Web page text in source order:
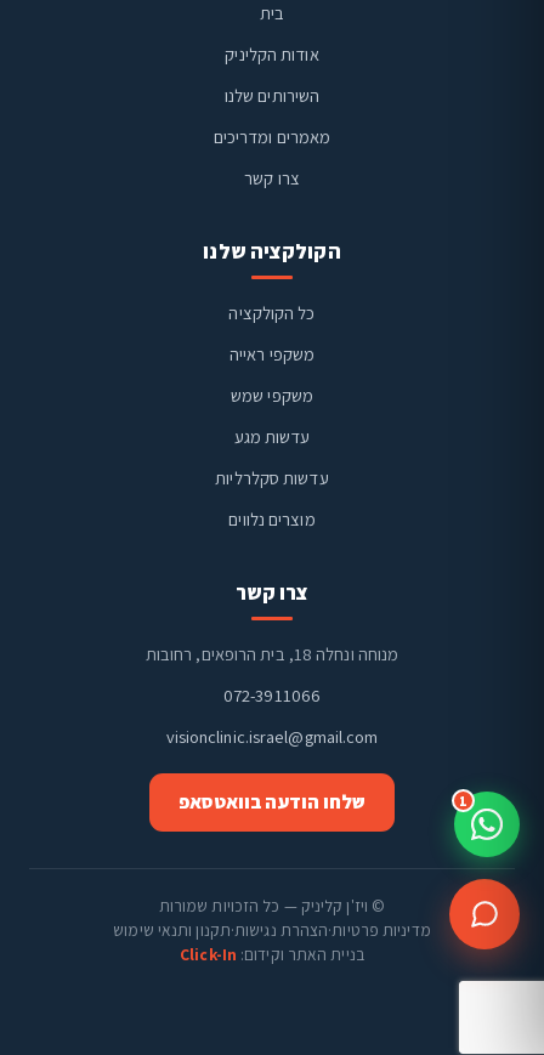
בית
אודות הקליניק
השירותים שלנו
מאמרים ומדריכים
צרו קשר
הקולקציה שלנו
כל הקולקציה
משקפי ראייה
משקפי שמש
עדשות מגע
עדשות סקלרליות
מוצרים נלווים
צרו קשר
מנוחה ונחלה 18, בית הרופאים, רחובות
072-3911066
visionclinic.israel@gmail.com
שלחו הודעה בוואטסאפ
© ויז'ן קליניק — כל הזכויות שמורות
מדיניות פרטיות·הצהרת נגישות·תקנון ותנאי שימוש
בניית האתר וקידום: Click-In
1